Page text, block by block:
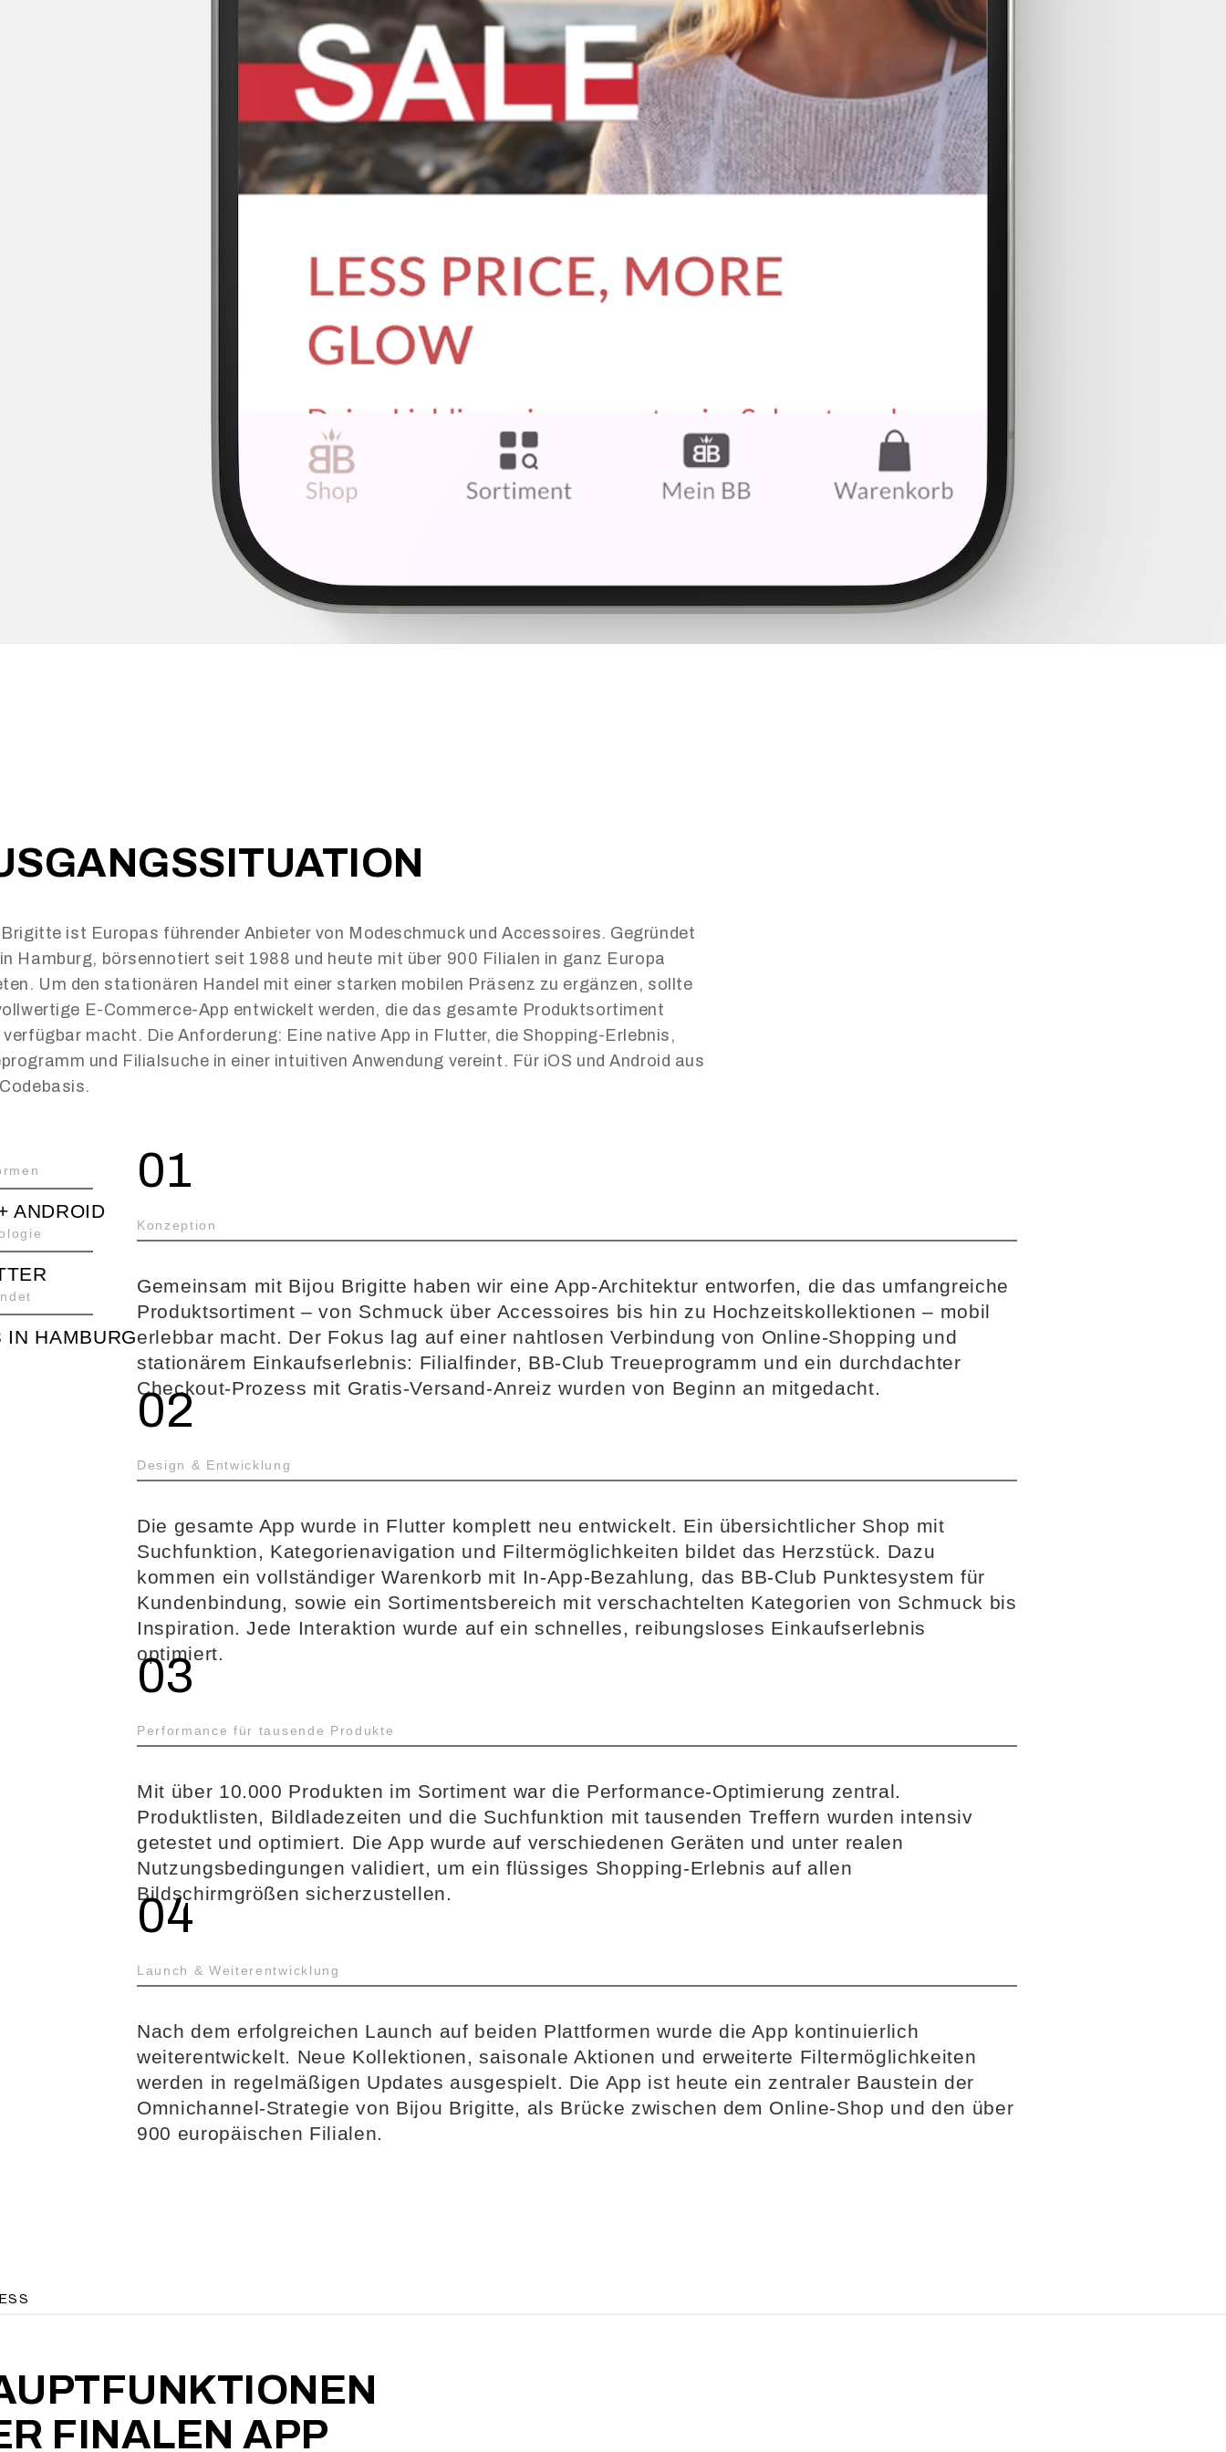
ist Europas führender Anbieter von Modeschmuck und Accessoires. Gegründet
Hamburg, börsennotiert seit 1988 und heute mit über 900 Filialen in ganz Europa
Um den stationären Handel mit einer starken mobilen Präsenz zu ergänzen, sollte
E-Commerce-App entwickelt werden, die das gesamte Produktsortiment
verfügbar macht. Die Anforderung: Eine native App in Flutter, die Shopping-Erlebnis,
und Filialsuche in einer intuitiven Anwendung vereint. Für iOS und Android aus
ANDROID
IN HAMBURG
01
Konzeption
Gemeinsam mit Bijou Brigitte haben wir eine App-Architektur entworfen, die das umfangreiche
Produktsortiment – von Schmuck über Accessoires bis hin zu Hochzeitskollektionen – mobil
erlebbar macht. Der Fokus lag auf einer nahtlosen Verbindung von Online-Shopping und
stationärem Einkaufserlebnis: Filialfinder, BB-Club Treueprogramm und ein durchdachter
Checkout-Prozess mit Gratis-Versand-Anreiz wurden von Beginn an mitgedacht.
02
Design & Entwicklung
Die gesamte App wurde in Flutter komplett neu entwickelt. Ein übersichtlicher Shop mit
Suchfunktion, Kategorienavigation und Filtermöglichkeiten bildet das Herzstück. Dazu
kommen ein vollständiger Warenkorb mit In-App-Bezahlung, das BB-Club Punktesystem für
Kundenbindung, sowie ein Sortimentsbereich mit verschachtelten Kategorien von Schmuck bis
Inspiration. Jede Interaktion wurde auf ein schnelles, reibungsloses Einkaufserlebnis
optimiert.
03
Performance für tausende Produkte
Mit über 10.000 Produkten im Sortiment war die Performance-Optimierung zentral.
Produktlisten, Bildladezeiten und die Suchfunktion mit tausenden Treffern wurden intensiv
getestet und optimiert. Die App wurde auf verschiedenen Geräten und unter realen
Nutzungsbedingungen validiert, um ein flüssiges Shopping-Erlebnis auf allen
Bildschirmgrößen sicherzustellen.
04
Launch & Weiterentwicklung
Nach dem erfolgreichen Launch auf beiden Plattformen wurde die App kontinuierlich
weiterentwickelt. Neue Kollektionen, saisonale Aktionen und erweiterte Filtermöglichkeiten
werden in regelmäßigen Updates ausgespielt. Die App ist heute ein zentraler Baustein der
Omnichannel-Strategie von Bijou Brigitte, als Brücke zwischen dem Online-Shop und den über
900 europäischen Filialen.
FINALEN APP